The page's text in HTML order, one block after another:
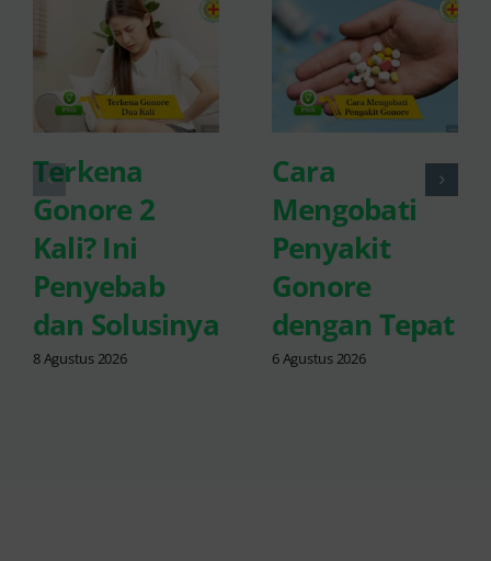
Terkena
Gonore 2
Kali? Ini
Penyebab
dan Solusinya
8 Agustus 2026
Cara
Mengobati
Penyakit
Gonore
dengan Tepat
6 Agustus 2026